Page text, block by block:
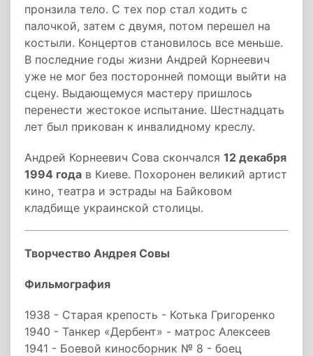
пронзила тело. С тех пор стал ходить с
палочкой, затем с двумя, потом перешел на
костыли. Концертов становилось все меньше.
В последние годы жизни Андрей Корнеевич
уже не мог без посторонней помощи выйти на
сцену. Выдающемуся мастеру пришлось
перенести жестокое испытание. Шестнадцать
лет был прикован к инвалидному креслу.
Андрей Корнеевич Сова скончался 12 декабря
1994 года в Киеве. Похоронен великий артист
кино, театра и эстрады на Байковом
кладбище украинской столицы.
Творчество Андрея Совы
Фильмография
1938 - Старая крепость - Котька Григоренко
1940 - Танкер «Дербент» - матрос Алексеев
1941 - Боевой киносборник № 8 - боец